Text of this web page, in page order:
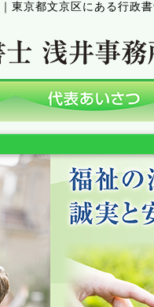
東京都文京区にある行政